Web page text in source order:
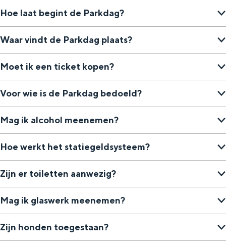
Hoe laat begint de Parkdag?
Waar vindt de Parkdag plaats?
Moet ik een ticket kopen?
Voor wie is de Parkdag bedoeld?
Mag ik alcohol meenemen?
Hoe werkt het statiegeldsysteem?
Zijn er toiletten aanwezig?
Mag ik glaswerk meenemen?
Zijn honden toegestaan?